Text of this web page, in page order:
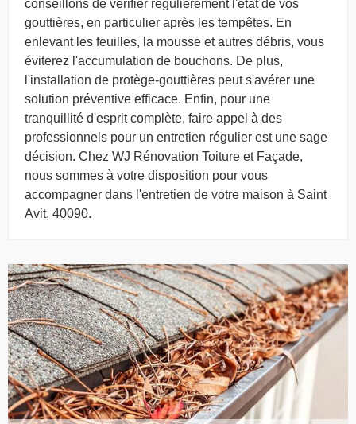
conseillons de vérifier régulièrement l'état de vos
gouttières, en particulier après les tempêtes. En
enlevant les feuilles, la mousse et autres débris, vous
éviterez l'accumulation de bouchons. De plus,
l'installation de protège-gouttières peut s'avérer une
solution préventive efficace. Enfin, pour une
tranquillité d'esprit complète, faire appel à des
professionnels pour un entretien régulier est une sage
décision. Chez WJ Rénovation Toiture et Façade,
nous sommes à votre disposition pour vous
accompagner dans l'entretien de votre maison à Saint
Avit, 40090.